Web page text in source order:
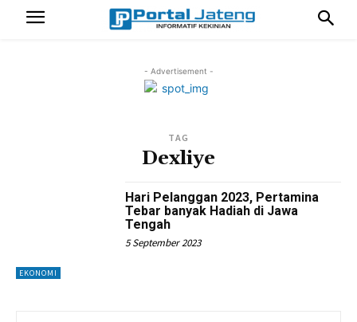
- Advertisement -
TAG
Dexliye
EKONOMI
Hari Pelanggan 2023, Pertamina
Tebar banyak Hadiah di Jawa
Tengah
5 September 2023